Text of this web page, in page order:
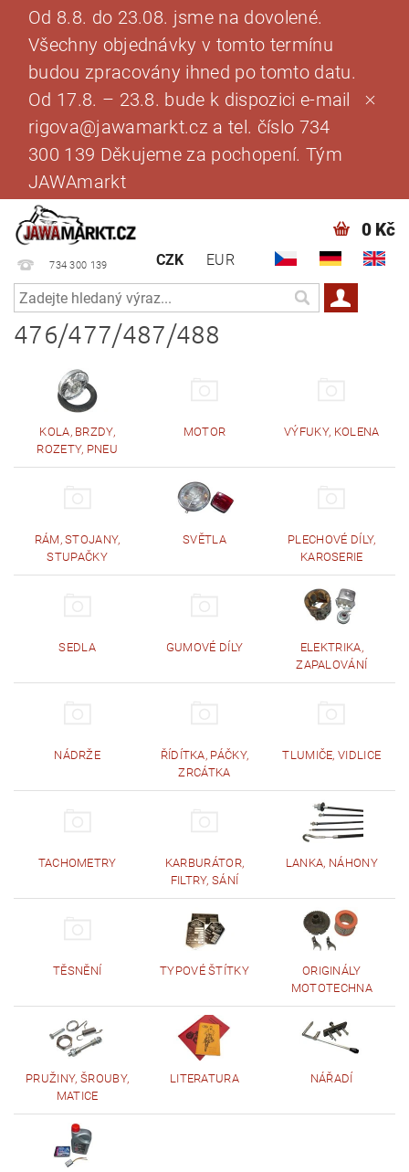
Od 8.8. do 23.08. jsme na dovolené.
Všechny objednávky v tomto termínu
budou zpracovány ihned po tomto datu.
Od 17.8. – 23.8. bude k dispozici e-mail
rigova@jawamarkt.cz a tel. číslo 734
300 139 Děkujeme za pochopení. Tým
JAWAmarkt
734 300 139 CZK EUR
0 Kč
476/477/487/488
KOLA, BRZDY,
ROZETY, PNEU
MOTOR VÝFUKY, KOLENA
RÁM, STOJANY,
STUPAČKY
SVĚTLA
PLECHOVÉ DÍLY,
KAROSERIE
SEDLA GUMOVÉ DÍLY
ELEKTRIKA,
ZAPALOVÁNÍ
NÁDRŽE
ŘÍDÍTKA, PÁČKY,
ZRCÁTKA
TLUMIČE, VIDLICE
TACHOMETRY
KARBURÁTOR,
FILTRY, SÁNÍ
LANKA, NÁHONY
TĚSNĚNÍ TYPOVÉ ŠTÍTKY
ORIGINÁLY
MOTOTECHNA
PRUŽINY, ŠROUBY,
MATICE
LITERATURA NÁŘADÍ